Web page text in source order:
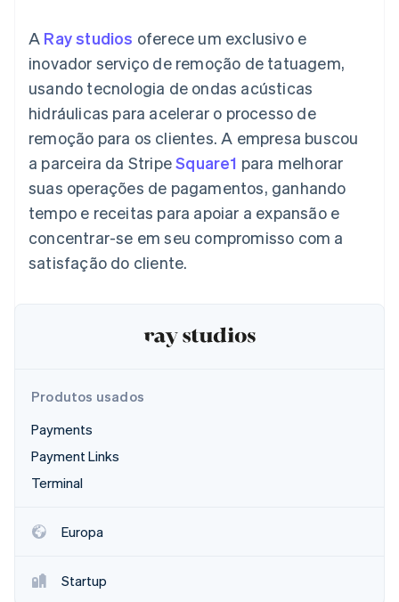
pagamento
Acesso a mais
de 125
Terminal
presenciais
Authorization
Boost
Otimizações
de aceitação
Checkout
acelerado
Connections
contas
contábil
Stripe Sigma
Relatórios
personalizados
Data Pipeline
Sincronização
de dados
Product roadmap
Radar
Prevenção de fraudes
Atlas
Climate
Remoção de carbono
Verificação de identidade
Plataformas
SaaS
Por setor
Empresas de IA
Economia de criadores
Jogos
Hospitalidade, viagens
Seguros
lucrativos
Serviços profissionais
uso
Emita cartões
respaldados por
stablecoins
Provisione e gerencie
serviços com agentes
Recursos
Integrações de
Exemplos de códigos
produto
Conferência anual das
sessões
Carreiras
Sala de imprensa
Stripe Press
Contato
Fale com a equipe de
vendas
Seja um parceiro
A Ray studios oferece um exclusivo e
inovador serviço de remoção de tatuagem,
usando tecnologia de ondas acústicas
hidráulicas para acelerar o processo de
remoção para os clientes. A empresa buscou
a parceira da StripeSquare1 para melhorar
suas operações de pagamentos, ganhando
tempo e receitas para apoiar a expansão e
concentrar-se em seu compromisso com a
satisfação do cliente.
Produtos usados
Payments
Payment Links
Terminal
Europa
Startup